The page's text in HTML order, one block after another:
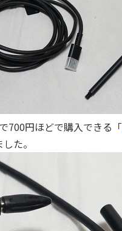
700円ほどで購入できる「
た。